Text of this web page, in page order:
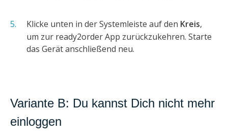
Klicke unten in der Systemleiste auf den Kreis,
um zur ready2order App zurückzukehren. Starte
das Gerät anschließend neu.
Variante B: Du kannst Dich nicht mehr
einloggen